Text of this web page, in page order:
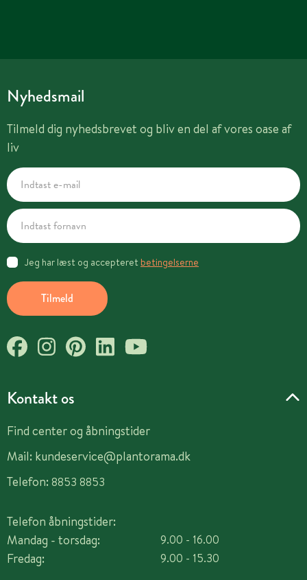
Kontakt os
Find center og åbningstider
Mail: kundeservice@plantorama.dk
Telefon: 8853 8853
Telefon åbningstider:
Mandag - torsdag:
Fredag:
9.00 - 16.00
9.00 - 15.30
Nyhedsmail
Tilmeld dig nyhedsbrevet og bliv en del af vores oase af
liv
Tilmeld
Jeg har læst og accepteret betingelserne